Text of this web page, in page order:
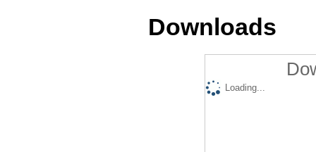
Downloads
Loading...